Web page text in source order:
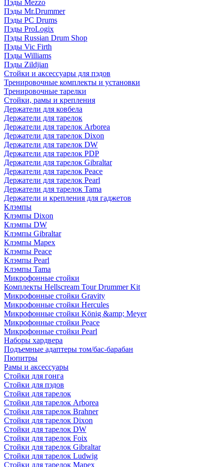
Пэды Mezzo
Пэды Mr.Drummer
Пэды PC Drums
Пэды ProLogix
Пэды Russian Drum Shop
Пэды Vic Firth
Пэды Williams
Пэды Zildjian
Стойки и аксессуары для пэдов
Тренировочные комплекты и установки
Тренировочные тарелки
Стойки, рамы и крепления
Держатели для ковбела
Держатели для тарелок
Держатели для тарелок Arborea
Держатели для тарелок Dixon
Держатели для тарелок DW
Держатели для тарелок PDP
Держатели для тарелок Gibraltar
Держатели для тарелок Peace
Держатели для тарелок Pearl
Держатели для тарелок Tama
Держатели и крепления для гаджетов
Клэмпы
Клэмпы Dixon
Клэмпы DW
Клэмпы Gibraltar
Клэмпы Mapex
Клэмпы Peace
Клэмпы Pearl
Клэмпы Tama
Микрофонные стойки
Комплекты Hellscream Tour Drummer Kit
Микрофонные стойки Gravity
Микрофонные стойки Hercules
Микрофонные стойки König &amp; Meyer
Микрофонные стойки Peace
Микрофонные стойки Pearl
Наборы хардвера
Подъемные адаптеры том/бас-барабан
Пюпитры
Рамы и аксессуары
Стойки для гонга
Стойки для пэдов
Стойки для тарелок
Стойки для тарелок Arborea
Стойки для тарелок Brahner
Стойки для тарелок Dixon
Стойки для тарелок DW
Стойки для тарелок Foix
Стойки для тарелок Gibraltar
Стойки для тарелок Ludwig
Стойки для тарелок Mapex